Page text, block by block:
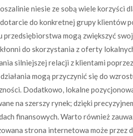
niesie ze sobą wiele korzyści
do konkretnej grupy klientów
przedsiębiorstwa mogą zwiększyć
do skorzystania z oferty
silniejszej relacji z klientami
mogą przyczynić się do
Dodatkowo, lokalne
na szerszy rynek; dzięki
finansowych. Warto również
strona internetowa może przez